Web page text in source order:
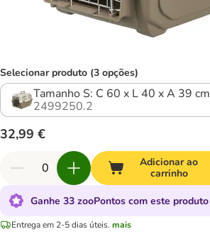
Selecionar produto (3 opções)
Tamanho S: C 60 x L 40 x A 39 cm
2499250.2
32,99 €
Adicionar ao
carrinho
Ganhe 33 zooPontos com este produto
Entrega em 2-5 dias úteis. mais